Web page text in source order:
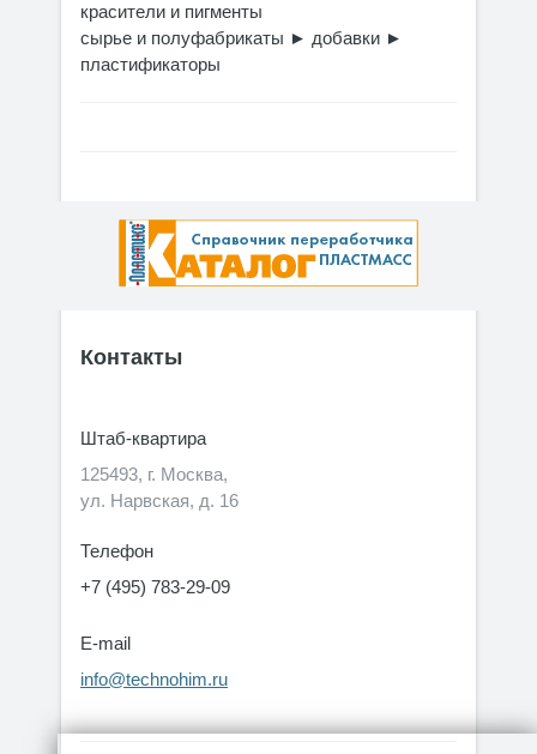
красители и пигменты
сырье и полуфабрикаты ► добавки ►
пластификаторы
Контакты
Штаб-квартира
125493, г. Москва,
ул. Нарвская, д. 16
Телефон
+7 (495) 783-29-09
E-mail
info@technohim.ru